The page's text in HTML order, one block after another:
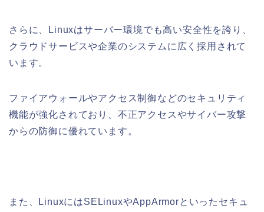
さらに、Linuxはサーバー環境でも高い安全性を誇り、
クラウドサービスや企業のシステムに広く採用されて
います。
ファイアウォールやアクセス制御などのセキュリティ
機能が強化されており、不正アクセスやサイバー攻撃
からの防御に優れています。
また、LinuxにはSELinuxやAppArmorといったセキュ